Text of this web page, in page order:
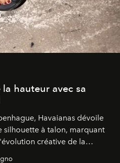
hauteur avec sa
Havaianas dévoile
silhouette à talon, marquant
créative de la